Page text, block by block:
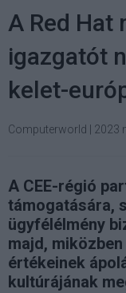
A Red Hat
igazgatót
kelet-
Computerworld 2023
A CEE-régió
támogatására,
ügyfélélmény
majd,
értékeinek
kultúrájának